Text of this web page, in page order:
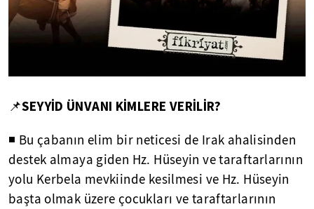
📌SEYYİD ÜNVANI KİMLERE VERİLİR?
◾ Bu çabanın elim bir neticesi de Irak ahalisinden
destek almaya giden Hz. Hüseyin ve taraftarlarının
yolu Kerbela mevkiinde kesilmesi ve Hz. Hüseyin
başta olmak üzere çocukları ve taraftarlarının